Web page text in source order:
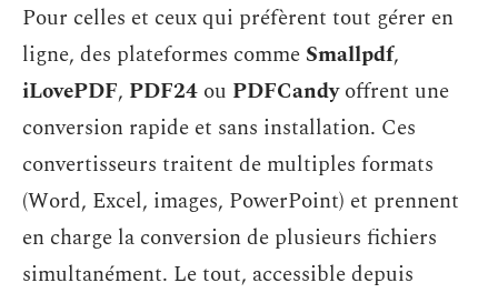
Pour celles et ceux qui préfèrent tout gérer en
ligne, des plateformes comme Smallpdf,
iLovePDF, PDF24 ou PDFCandyoffrent une
conversion rapide et sans installation. Ces
convertisseurs traitent de multiples formats
(Word, Excel, images, PowerPoint) et prennent
en charge la conversion de plusieurs fichiers
simultanément. Le tout, accessible depuis